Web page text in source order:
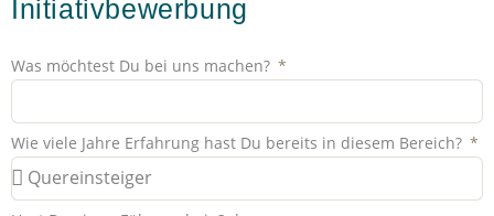
Initiativbewerbung
Was möchtest Du bei uns machen?
Wie viele Jahre Erfahrung hast Du bereits in diesem Bereich?